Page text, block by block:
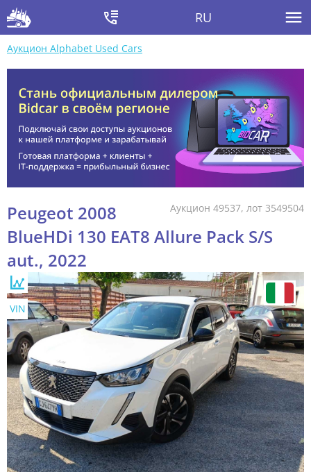
RU
Аукцион Alphabet Used Cars
Аукцион 49537, лот 3549504
Peugeot 2008
BlueHDi 130 EAT8 Allure Pack S/S
aut., 2022
VIN